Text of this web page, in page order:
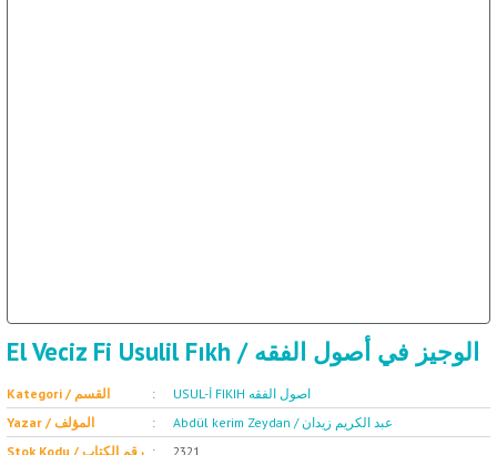
El Veciz Fi Usulil Fıkh / الوجيز في أصول الفقه
Kategori / القسم
USUL-İ FIKIH اصول الفقه
Yazar / المؤلف
Abdül kerim Zeydan / عبد الكريم زيدان
Stok Kodu / رقم الكتاب
2321